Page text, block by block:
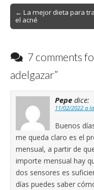
Post
navigation
← La mejor dieta para
el acné
7 comments
adelgazar”
Pepe dice:
11/02/2022 a
Buenos
me queda claro es el
mensual, a partir de
importe mensual hay
dos sensores es
días puedes saber